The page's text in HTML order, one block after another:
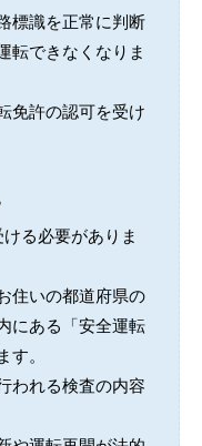
標識を正常に判断
転できなくなりま
免許の認可を受け
る必要がありま
住いの都道府県の
にある「安全運転
す。
われる検査の内容